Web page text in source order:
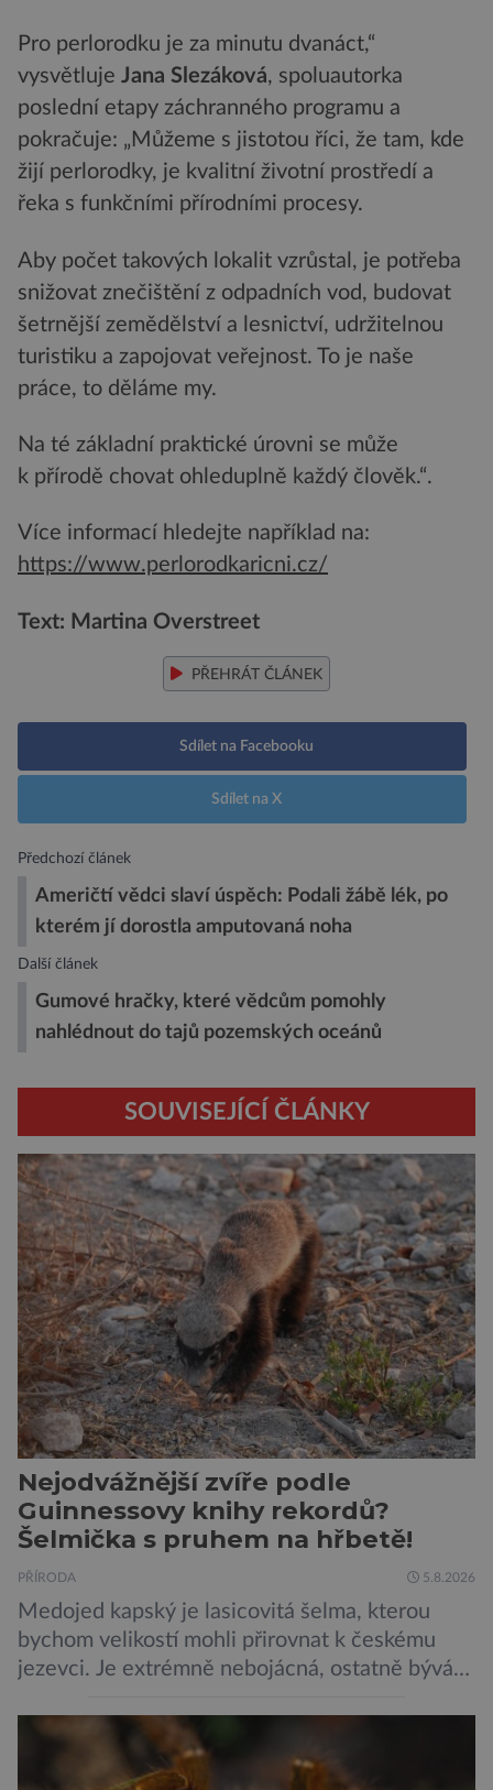
Pro perlorodku je za minutu dvanáct,“
vysvětluje Jana Slezáková, spoluautorka
poslední etapy záchranného programu a
pokračuje: „Můžeme s jistotou říci, že tam, kde
žijí perlorodky, je kvalitní životní prostředí a
řeka s funkčními přírodními procesy.
Aby počet takových lokalit vzrůstal, je potřeba
snižovat znečištění z odpadních vod, budovat
šetrnější zemědělství a lesnictví, udržitelnou
turistiku a zapojovat veřejnost. To je naše
práce, to děláme my.
Na té základní praktické úrovni se může
k přírodě chovat ohleduplně každý člověk.“.
Více informací hledejte například na:
https://www.perlorodkaricni.cz/
Text: Martina Overstreet
PŘEHRÁT ČLÁNEK
Sdílet na Facebooku
Sdílet na X
Předchozí článek
Američtí vědci slaví úspěch: Podali žábě lék, po
kterém jí dorostla amputovaná noha
Další článek
Gumové hračky, které vědcům pomohly
nahlédnout do tajů pozemských oceánů
SOUVISEJÍCÍ ČLÁNKY
Nejodvážnější zvíře podle
Guinnessovy knihy rekordů?
Šelmička s pruhem na hřbetě!
PŘÍRODA 5.8.2026
Medojed kapský je lasicovitá šelma, kterou
bychom velikostí mohli přirovnat k českému
jezevci. Je extrémně nebojácná, ostatně bývá
této souvislosti je dokonce zapsána do
Guinnessovy knihy rekordů. Navzdory svému
názvu nežije pouze v jižní Africe, ale domovem